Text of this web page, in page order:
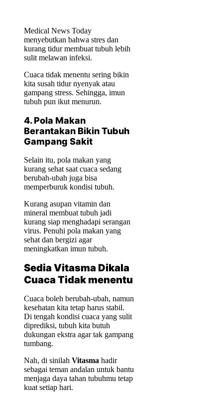
Medical News Today
menyebutkan bahwa stres dan
kurang tidur membuat tubuh lebih
sulit melawan infeksi.
Cuaca tidak menentu sering bikin
kita susah tidur nyenyak atau
gampang stress. Sehingga, imun
tubuh pun ikut menurun.
4. Pola Makan
Berantakan Bikin Tubuh
Gampang Sakit
Selain itu, pola makan yang
kurang sehat saat cuaca sedang
berubah-ubah juga bisa
memperburuk kondisi tubuh.
Kurang asupan vitamin dan
mineral membuat tubuh jadi
kurang siap menghadapi serangan
virus. Penuhi pola makan yang
sehat dan bergizi agar
meningkatkan imun tubuh.
Sedia Vitasma Dikala
Cuaca Tidak menentu
Cuaca boleh berubah-ubah, namun
kesehatan kita tetap harus stabil.
Di tengah kondisi cuaca yang sulit
diprediksi, tubuh kita butuh
dukungan ekstra agar tak gampang
tumbang.
Nah, di sinilah Vitasma hadir
sebagai teman andalan untuk bantu
menjaga daya tahan tubuhmu tetap
kuat setiap hari.